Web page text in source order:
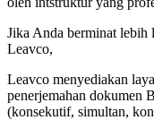
Jika Anda berminat lebih
Leavco,
Leavco menyediakan
penerjemahan dokumen
(konsekutif, simultan,